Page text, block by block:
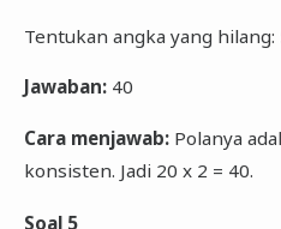
Tentukan angka yang hilang:
Jawaban:40
Cara menjawab:Polanya
konsisten. Jadi 20 x 2 = 40.
Soal 5